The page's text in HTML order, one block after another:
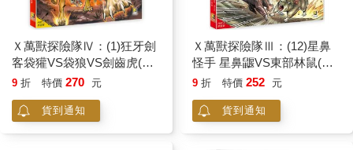
Ｘ萬獸探險隊Ⅳ：(1)狂牙劍
客袋獾VS袋狼VS劍齒虎(附
學習單)
9 折 特價 270 元
貨到通知
Ｘ萬獸探險隊Ⅲ：(12)星鼻
怪手 星鼻鼴VS東部林鼠(附
學習單)
9 折 特價 252 元
貨到通知